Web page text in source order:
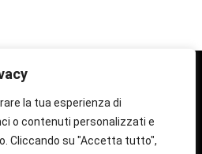
la tua esperienza di
o contenuti personalizzati e
Cliccando su "Accetta tutto",